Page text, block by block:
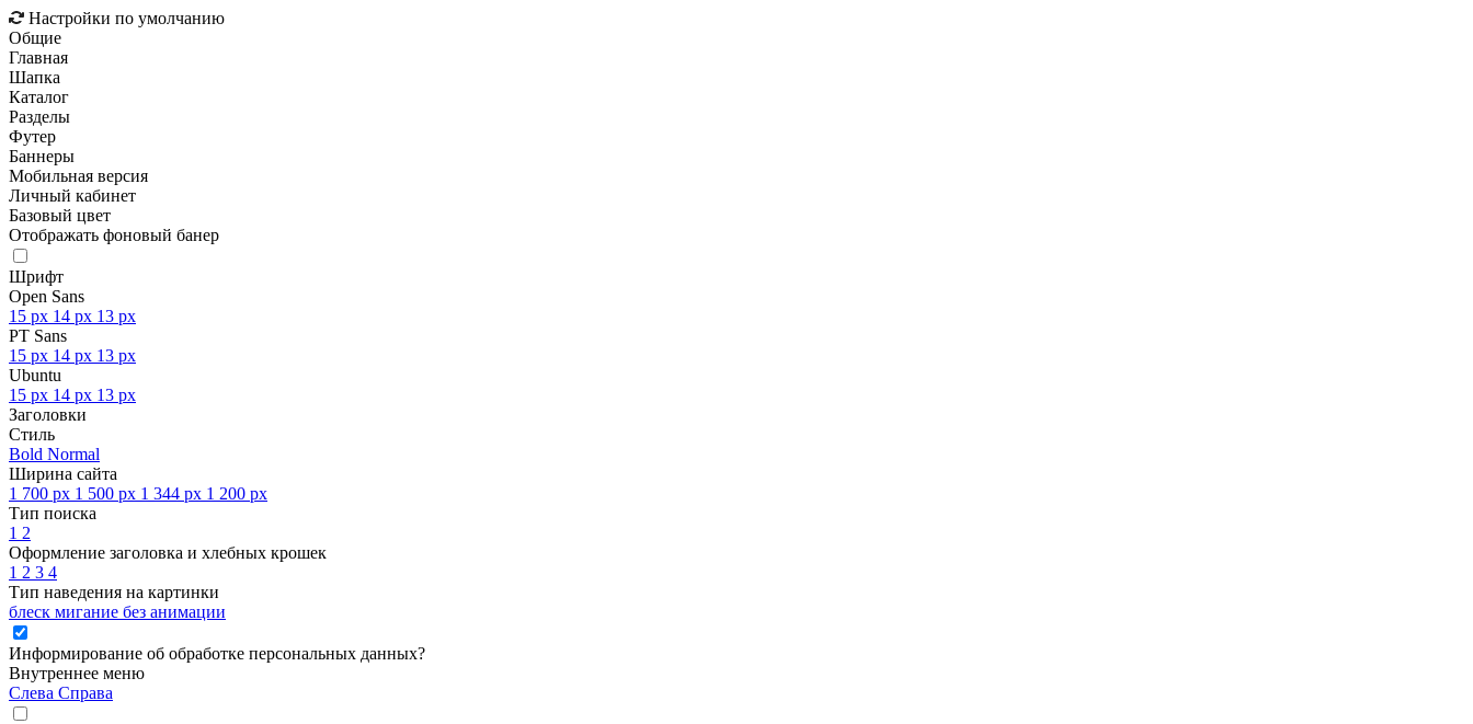
Настройки по умолчанию
Общие
Главная
Шапка
Каталог
Разделы
Футер
Баннеры
Мобильная версия
Личный кабинет
Базовый цвет
Отображать фоновый банер
Шрифт
Open Sans
15 px 14 px 13 px
PT Sans
15 px 14 px 13 px
Ubuntu
15 px 14 px 13 px
Заголовки
Стиль
Bold Normal
Ширина сайта
1 700 px 1 500 px 1 344 px 1 200 px
Тип поиска
1 2
Оформление заголовка и хлебных крошек
1 2 3 4
Тип наведения на картинки
блеск мигание без анимации
Информирование об обработке персональных данных?
Внутреннее меню
Слева Справа